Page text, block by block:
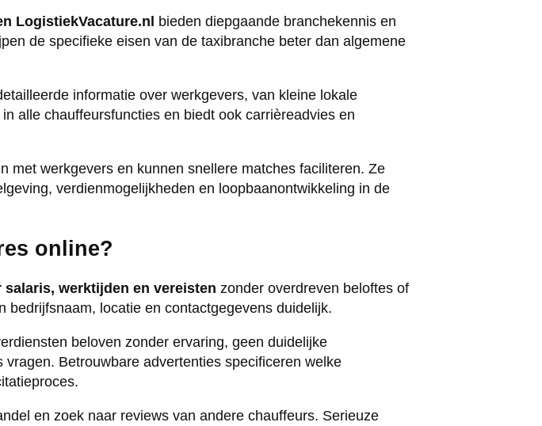
LogistiekVacature.nl
bieden diepgaande branchekennis en
de specifieke eisen van de taxibranche beter dan algemene
informatie over werkgevers, van kleine lokale
alle chauffeursfuncties en biedt ook carrièreadvies en
met werkgevers en kunnen snellere matches faciliteren. Ze
verdienmogelijkheden en loopbaanontwikkeling in de
online?
werktijden en vereisten zonder overdreven beloftes of
locatie en contactgegevens duidelijk.
beloven zonder ervaring, geen duidelijke
Betrouwbare advertenties specificeren welke
en zoek naar reviews van andere chauffeurs. Serieuze